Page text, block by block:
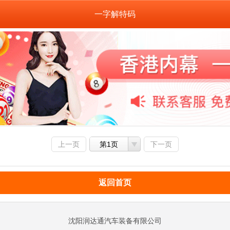
一字解特码
上一页 第1页 下一页
返回首页
沈阳润达通汽车装备有限公司